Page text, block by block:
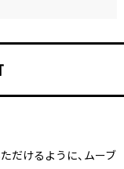
だけるように、 ムーブ